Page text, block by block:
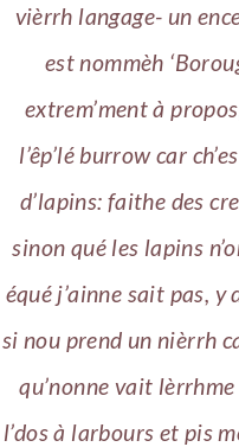
vièrrh langage- un
est nommèh
extrem’ment à
l’êp’lé burrow car
d’lapins: faithe des
sinon qué les lapins
équé j’ainne sait pas,
si nou prend un nièrrh
qu’nonne vait
l’dos à larbours et pis